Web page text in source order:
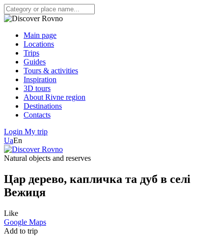
Main page
Locations
Trips
Guides
Tours & activities
Inspiration
3D tours
About Rivne region
Destinations
Contacts
Login My trip
UaEn
Natural objects and reserves
Цар дерево, капличка та дуб в селі
Вежиця
Like
Google Maps
Add to trip